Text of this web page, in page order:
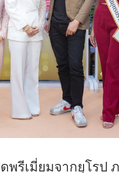
พรีเมี่ยมจากยุโรป